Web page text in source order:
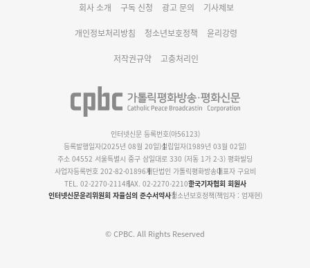
명동 미디어큐브 & 1898 미디어월 공모전 수상작 발표
회사 소개 구독 신청 광고 문의 기사제보
개인정보처리방침 청소년보호정책 윤리강령
저작권규약 고충처리인
인터넷신문 등록번호(아56123)
등록발행일자(2025년 08월 20일)설립일자(1989년 03월 02일)
주소 04552 서울특별시 중구 삼일대로 330 (저동 1가 2-3) 평화빌딩
사업자등록번호 202-82-01896재단법인 가톨릭평화방송대표자 구요비
TEL. 02-2270-2114FAX. 02-2270-2210한국기자협회 회원사
인터넷신문윤리위원회 자율심의 준수서약사청소년보호정책(책임자 : 엄재현)
© CPBC. All Rights Reserved